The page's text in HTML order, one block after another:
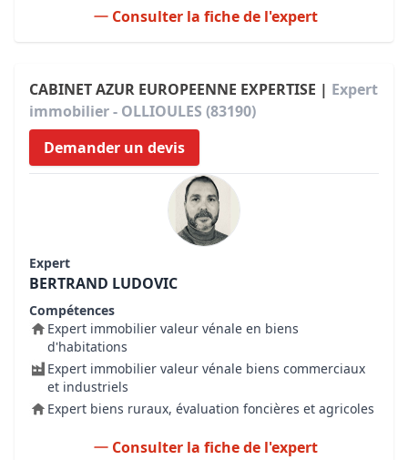
Consulter la fiche de l'expert
CABINET AZUR EUROPEENNE EXPERTISE | Expert
immobilier - OLLIOULES (83190)
Demander un devis
Expert
BERTRAND LUDOVIC
Compétences
Expert immobilier valeur vénale en biens
d'habitations
Expert immobilier valeur vénale biens commerciaux
et industriels
Expert biens ruraux, évaluation foncières et agricoles
Consulter la fiche de l'expert